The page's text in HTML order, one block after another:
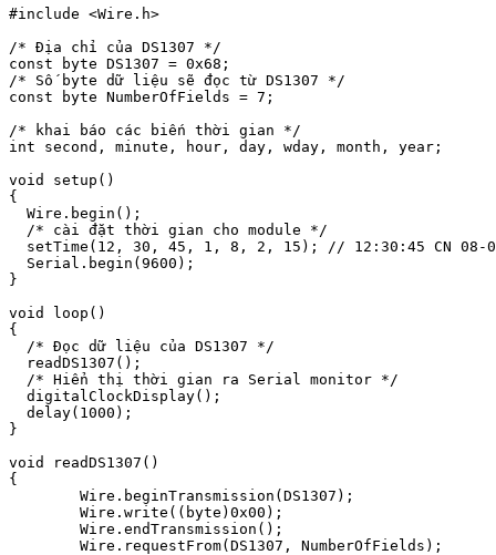
#include <Wire.h>
/* Địa chỉ của DS1307 */
const byte DS1307 = 0x68;
/* Số byte dữ liệu sẽ đọc từ DS1307 */
const byte NumberOfFields = 7;
/* khai báo các biến thời gian */
int second, minute, hour, day, wday, month, year;
void setup()
{
  Wire.begin();
  /* cài đặt thời gian cho module */
setTime(12, 30, 45, 1, 8, 2, 15); // 12:30:45 CN 08-
  Serial.begin(9600);
}
void loop()
{
  /* Đọc dữ liệu của DS1307 */
  readDS1307();
  /* Hiển thị thời gian ra Serial monitor */
  digitalClockDisplay();
  delay(1000);
}
void readDS1307()
{
        Wire.beginTransmission(DS1307);
        Wire.write((byte)0x00);
        Wire.endTransmission();
        Wire.requestFrom(DS1307, NumberOfFields);